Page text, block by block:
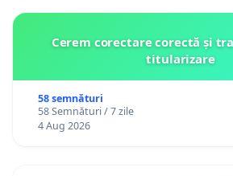
Cerem corectare corectă și
titularizare
58 semnături
58 Semnături / 7 zile
4 Aug 2026